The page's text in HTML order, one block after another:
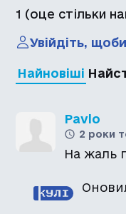
1 (оце стільки
Увійдіть,
Найновіші
Pavlo
2 роки
На жаль